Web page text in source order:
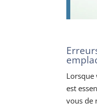
Lorsque
est
vous de